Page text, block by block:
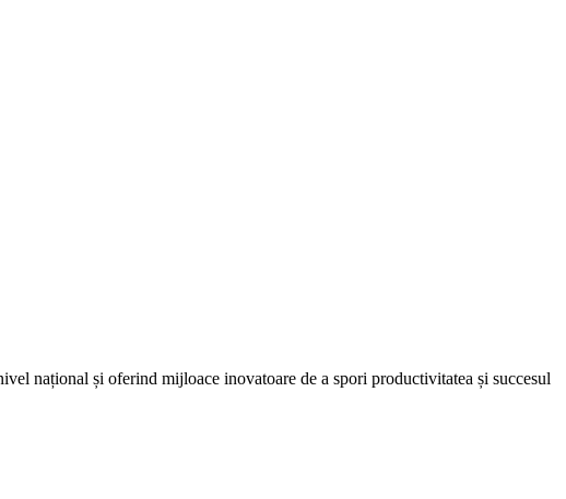
național și oferind mijloace inovatoare de a spori productivitatea și succesul